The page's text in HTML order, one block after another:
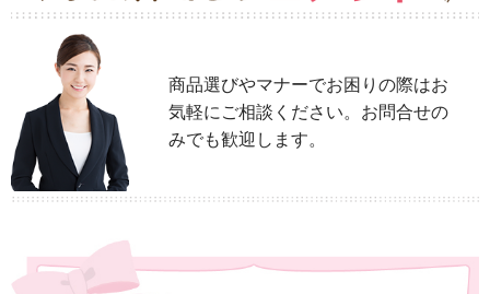
商品選びやマナーでお困りの際はお
気軽にご相談ください。お問合せの
みでも歓迎します。